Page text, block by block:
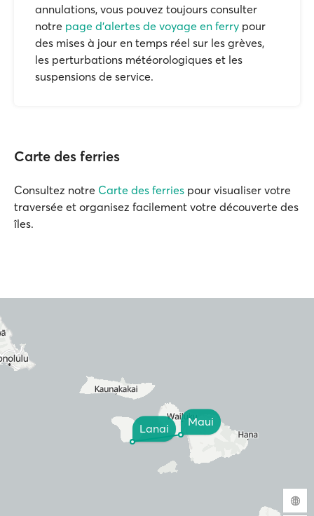
annulations, vous pouvez toujours consulter
notre page d'alertes de voyage en ferry pour
des mises à jour en temps réel sur les grèves,
les perturbations météorologiques et les
suspensions de service.
Carte des ferries
Consultez notre Carte des ferries pour visualiser votre
traversée et organisez facilement votre découverte des
îles.
Maui
Lanai